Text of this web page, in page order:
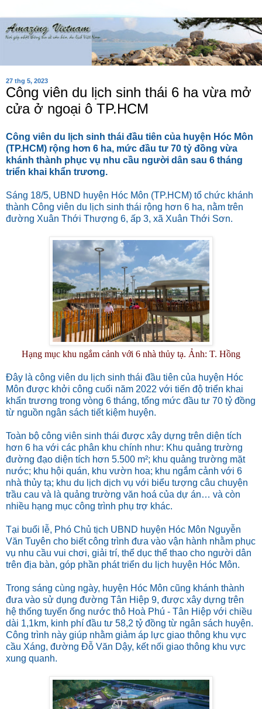
27 thg 5, 2023
Công viên du lịch sinh thái 6 ha vừa mở
cửa ở ngoại ô TP.HCM
Công viên du lịch sinh thái đầu tiên của huyện Hóc Môn
(TP.HCM) rộng hơn 6 ha, mức đầu tư 70 tỷ đồng vừa
khánh thành phục vụ nhu cầu người dân sau 6 tháng
triển khai khẩn trương.
Sáng 18/5, UBND huyện Hóc Môn (TP.HCM) tổ chức khánh
thành Công viên du lịch sinh thái rộng hơn 6 ha, nằm trên
đường Xuân Thới Thượng 6, ấp 3, xã Xuân Thới Sơn.
Hạng mục khu ngắm cảnh với 6 nhà thủy tạ. Ảnh: T. Hồng
Đây là công viên du lịch sinh thái đầu tiên của huyện Hóc
Môn được khởi công cuối năm 2022 với tiến độ triển khai
khẩn trương trong vòng 6 tháng, tổng mức đầu tư 70 tỷ đồng
từ nguồn ngân sách tiết kiệm huyện.
Toàn bộ công viên sinh thái được xây dựng trên diện tích
hơn 6 ha với các phân khu chính như: Khu quảng trường
đường đạo diện tích hơn 5.500 m²; khu quảng trường mặt
nước; khu hội quán, khu vườn hoa; khu ngắm cảnh với 6
nhà thủy tạ; khu du lịch dịch vụ với biểu tượng câu chuyện
trầu cau và là quảng trường văn hoá của dự án… và còn
nhiều hạng mục công trình phụ trợ khác.
Tại buổi lễ, Phó Chủ tịch UBND huyện Hóc Môn Nguyễn
Văn Tuyên cho biết công trình đưa vào vận hành nhằm phục
vụ nhu cầu vui chơi, giải trí, thể dục thể thao cho người dân
trên địa bàn, góp phần phát triển du lịch huyện Hóc Môn.
Trong sáng cùng ngày, huyện Hóc Môn cũng khánh thành
đưa vào sử dụng đường Tân Hiệp 9, được xây dựng trên
hệ thống tuyến ống nước thô Hoà Phú - Tân Hiệp với chiều
dài 1,1km, kinh phí đầu tư 58,2 tỷ đồng từ ngân sách huyện.
Công trình này giúp nhằm giảm áp lực giao thông khu vực
cầu Xáng, đường Đỗ Văn Dậy, kết nối giao thông khu vực
xung quanh.